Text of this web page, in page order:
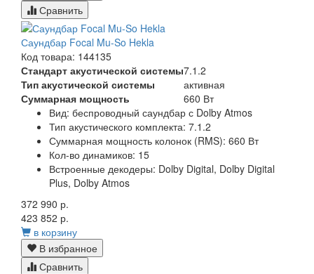
Сравнить
Саундбар Focal Mu-So Hekla
Код товара: 144135
Стандарт акустической системы7.1.2
Тип акустической системы
активная
Суммарная мощность
660 Вт
Вид: беспроводный саундбар с Dolby Atmos
Тип акустического комплекта: 7.1.2
Суммарная мощность колонок (RMS): 660 Вт
Кол-во динамиков: 15
Встроенные декодеры: Dolby Digital, Dolby Digital
Plus, Dolby Atmos
372 990 р.
423 852 р.
в корзину
В избранное
Сравнить